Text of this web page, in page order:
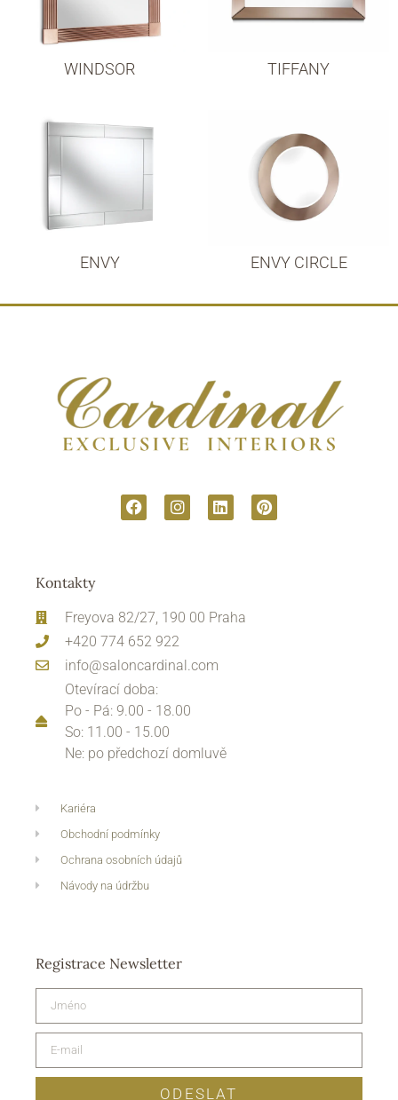
WINDSOR TIFFANY
ENVY ENVY CIRCLE
Kontakty
Freyova 82/27, 190 00 Praha
+420 774 652 922
info@saloncardinal.com
Otevírací doba:
Po - Pá: 9.00 - 18.00
So: 11.00 - 15.00
Ne: po předchozí domluvě
Kariéra
Obchodní podmínky
Ochrana osobních údajů
Návody na údržbu
Registrace Newsletter
ODESLAT